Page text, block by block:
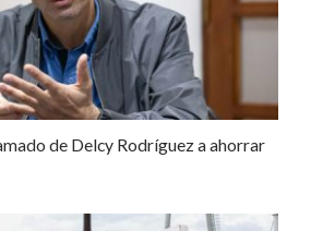
de Delcy Rodríguez a ahorrar